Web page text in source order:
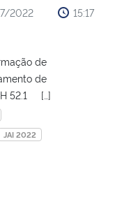
2022 15:17
de
de
52.1 ‎ ‎ ‎ ‎ […]
JAI 2022